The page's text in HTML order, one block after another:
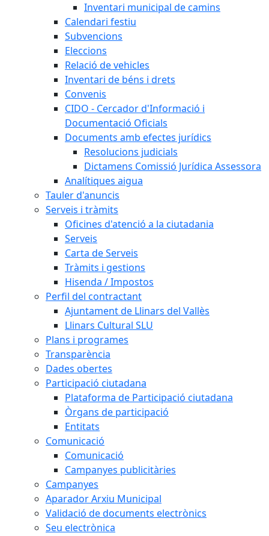
Inventari municipal de camins
Calendari festiu
Subvencions
Eleccions
Relació de vehicles
Inventari de béns i drets
Convenis
CIDO - Cercador d'Informació i
Documentació Oficials
Documents amb efectes jurídics
Resolucions judicials
Dictamens Comissió Jurídica Assessora
Analítiques aigua
Tauler d'anuncis
Serveis i tràmits
Oficines d'atenció a la ciutadania
Serveis
Carta de Serveis
Tràmits i gestions
Hisenda / Impostos
Perfil del contractant
Ajuntament de Llinars del Vallès
Llinars Cultural SLU
Plans i programes
Transparència
Dades obertes
Participació ciutadana
Plataforma de Participació ciutadana
Òrgans de participació
Entitats
Comunicació
Comunicació
Campanyes publicitàries
Campanyes
Aparador Arxiu Municipal
Validació de documents electrònics
Seu electrònica